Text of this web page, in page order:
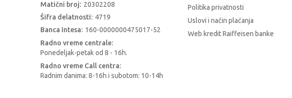
Matični broj: 20302208
Šifra delatnosti: 4719
Banca Intesa: 160-0000000475017-52
Radno vreme centrale:
Ponedeljak-petak od 8 - 16h.
Radno vreme Call centra:
Radnim danima: 8-16h i subotom: 10-14h
Politika privatnosti
Uslovi i način plaćanja
Web kredit Raiffeisen banke